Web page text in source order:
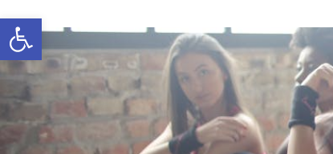
פתח